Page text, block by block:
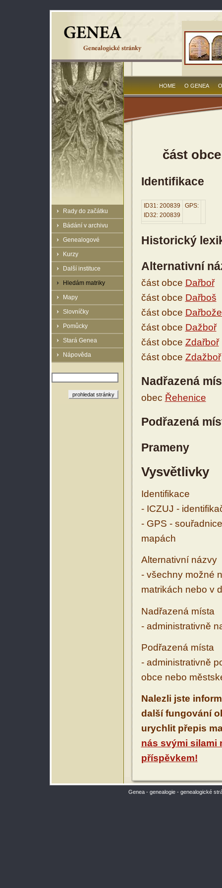
Rady do začátku
Bádání v archivu
Genealogové
Kurzy
Další instituce
Hledám matriky
Mapy
Slovníčky
Pomůcky
Stará Genea
Nápověda
HOME O GENEA
část
Identifikace
ID31: 200839
ID32: 200839
GPS:
Historický
Alternativní
část obce Dařboř
část obce Dařboš
část obce
část obce Dažboř
část obce Zdařboř
část obce Zdažboř
Nadřazená
obec Řehenice
Podřazená
Prameny
Vysvětlivky
Identifikace
- ICZUJ -
- GPS -
mapách
Alternativní názvy
- všechny možné
matrikách nebo v
Nadřazená místa
- administrativně
Podřazená místa
- administrativně
obce nebo
Nalezli jste
další fungování
urychlit přepis
nás svými silami
příspěvkem!
Genea - genealogie - genealogické